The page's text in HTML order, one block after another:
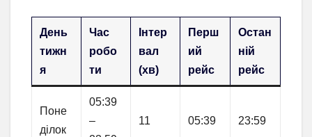
День
тижн
я
Час
робо
ти
Інтер
вал
(хв)
Перш
ий
рейс
Остан
ній
рейс
Поне
ділок
05:39
–
11 05:39 23:59